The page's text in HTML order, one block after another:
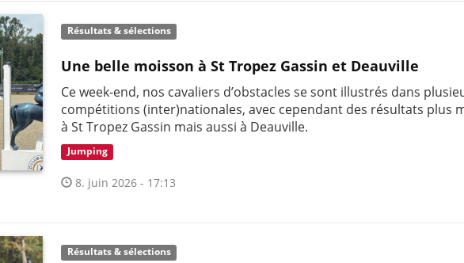
Résultats & sélections
Une belle moisson à St Tropez Gassin et Deauville
Ce week-end, nos cavaliers d’obstacles se sont illustrés dans
compétitions (inter)nationales, avec cependant des résultats plus
à St Tropez Gassin mais aussi à Deauville.
Jumping
8. juin 2026 - 17:13
Résultats & sélections